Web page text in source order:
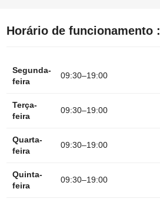
Horário de funcionamento :
Segunda-
feira
09:30–19:00
Terça-
feira
09:30–19:00
Quarta-
feira
09:30–19:00
Quinta-
feira
09:30–19:00